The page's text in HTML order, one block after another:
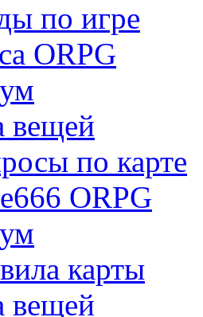
по игре
ORPG
вещей
по карте
ORPG
карты
вещей